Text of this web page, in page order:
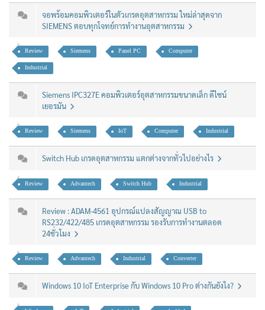
จอพร้อมคอมพิวเตอร์ในตัวเกรดอุตสาหกรรม ใหม่ล่าสุดจาก
SIEMENS ตอบทุกโจทย์การทำงานอุตสาหกรรม
Review Siemens Panel PC Computer
Industrial
Siemens IPC327E คอมพิวเตอร์อุตสาหกรรมขนาดเล็ก ดีไซน์
เยอรมัน
Review Siemens IoT Computer Industrial
Switch Hub เกรดอุตสาหกรรม แตกต่างจากทั่วไปอย่างไร
Review Advantech Switch Hub Industrial
Review : ADAM-4561 อุปกรณ์แปลงสัญญาณ USB to
RS232/422/485 เกรดอุตสาหกรรม รองรับการทำงานตลอด
24ชั่วโมง
Review Advantech Industrial Converter
Windows 10 IoT Enterprise กับ Windows 10 Pro ต่างกันยังไง?